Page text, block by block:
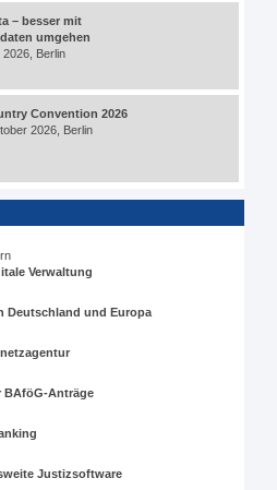
– besser mit
umgehen
Berlin
Convention 2026
2026, Berlin
Verwaltung
Deutschland und Europa
BAföG-Anträge
Justizsoftware